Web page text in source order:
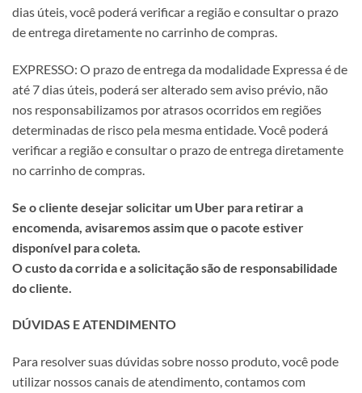
dias úteis, você poderá verificar a região e consultar o prazo
de entrega diretamente no carrinho de compras.
EXPRESSO: O prazo de entrega da modalidade Expressa é de
até 7 dias úteis, poderá ser alterado sem aviso prévio, não
nos responsabilizamos por atrasos ocorridos em regiões
determinadas de risco pela mesma entidade. Você poderá
verificar a região e consultar o prazo de entrega diretamente
no carrinho de compras.
Se o cliente desejar solicitar um Uber para retirar a
encomenda, avisaremos assim que o pacote estiver
disponível para coleta.
O custo da corrida e a solicitação são de responsabilidade
do cliente.
DÚVIDAS E ATENDIMENTO
Para resolver suas dúvidas sobre nosso produto, você pode
utilizar nossos canais de atendimento, contamos com